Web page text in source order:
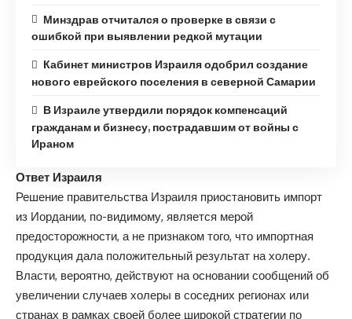
Минздрав отчитался о проверке в связи с
ошибкой при выявлении редкой мутации
Кабинет министров Израиля одобрил создание
нового еврейского поселения в северной Самарии
В Израиле утвердили порядок компенсаций
гражданам и бизнесу, пострадавшим от войны с
Ираном
Ответ Израиля
Решение правительства Израиля приостановить импорт
из Иордании, по-видимому, является мерой
предосторожности, а не признаком того, что импортная
продукция дала положительный результат на холеру.
Власти, вероятно, действуют на основании сообщений об
увеличении случаев холеры в соседних регионах или
странах в рамках своей более широкой стратегии по